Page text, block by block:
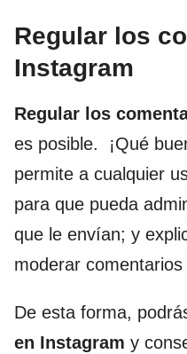
Regular los
Instagram
Regular los
es posible. ¡Qué
permite a cualquier
para que pueda
que le envían; y
moderar
De esta forma,
en Instagram y